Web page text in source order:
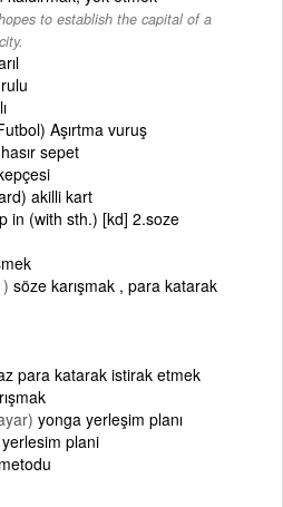
to establish the capital of a
Aşırtma vuruş
sepet
akilli kart
in (with sth.) [kd] 2.soze
söze karışmak , para katarak
para katarak istirak etmek
yonga yerleşim planı
plani